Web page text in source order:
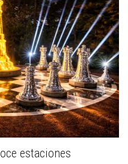
estaciones